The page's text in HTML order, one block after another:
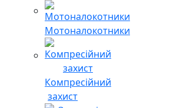
Мотоналокотники
Компресійний
захист